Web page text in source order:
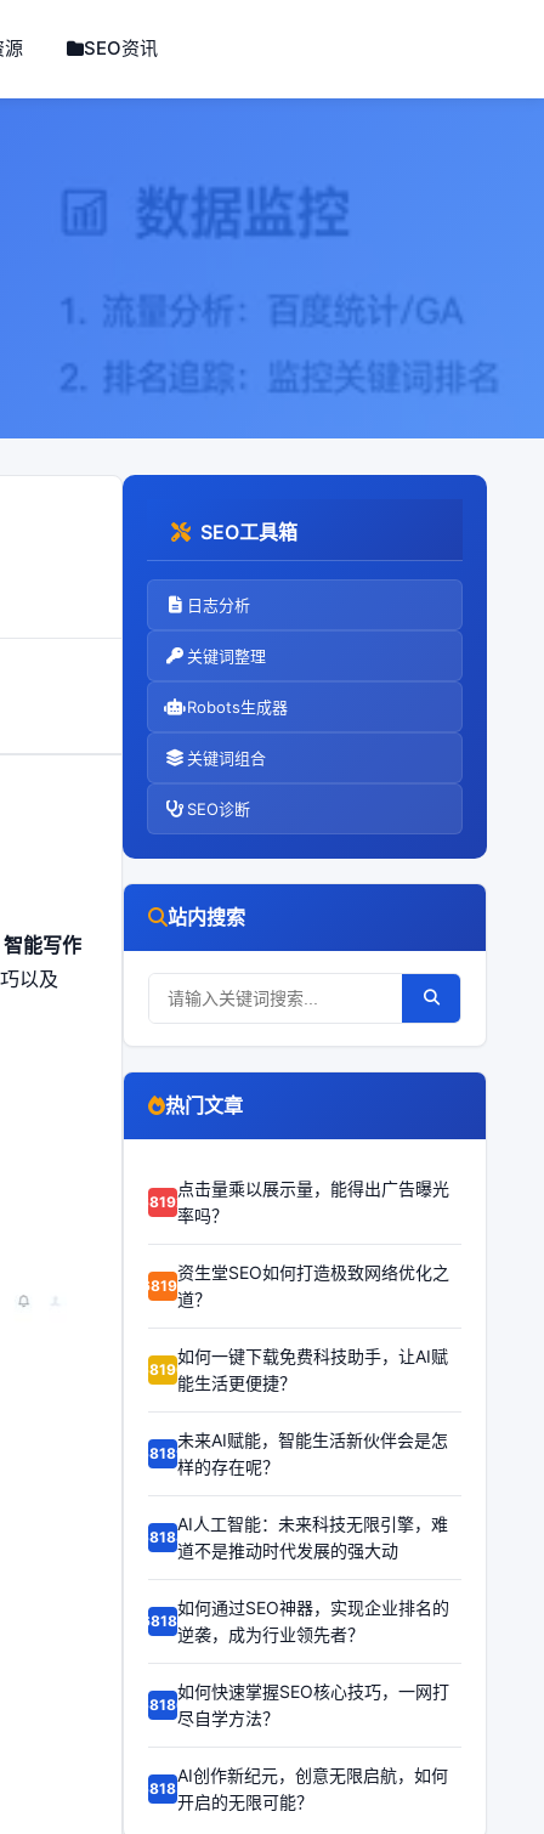
源 SEO资讯
智能写作
以及
SEO工具箱
日志分析
关键词整理
Robots生成器
关键词组合
SEO诊断
站内搜索
热门文章
68192
点击量乘以展示量，能得出广告曝光
率吗？
68191
资生堂SEO如何打造极致网络优化之
道？
68190
如何一键下载免费科技助手，让AI赋
能生活更便捷？
68189
未来AI赋能，智能生活新伙伴会是怎
样的存在呢？
68188
AI人工智能：未来科技无限引擎，难
道不是推动时代发展的强大动
68187
如何通过SEO神器，实现企业排名的
逆袭，成为行业领先者？
68186
如何快速掌握SEO核心技巧，一网打
尽自学方法？
68185
AI创作新纪元，创意无限启航，如何
开启的无限可能？